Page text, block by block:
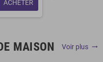
ACHETER
MAISON Voir plus trending_flat